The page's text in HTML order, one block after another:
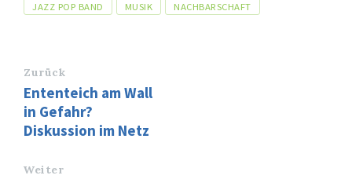
JAZZ POP BAND
MUSIK NACHBARSCHAFT
Zurück
Ententeich am Wall
in Gefahr?
Diskussion im Netz
Weiter